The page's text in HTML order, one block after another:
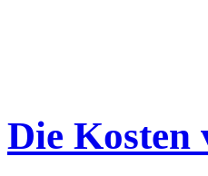
Die Kosten